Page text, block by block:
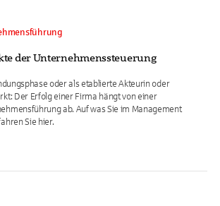
der Unternehmenssteuerung
oder als etablierte Akteurin oder
Der Erfolg einer Firma hängt von einer
ab. Auf was Sie im Management
Sie hier.